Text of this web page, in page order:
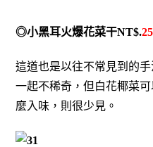
◎小黑耳火爆花菜干NT$.
這道也是以往不常見到的
一起不稀奇，但白花椰菜
麼入味，則很少見。